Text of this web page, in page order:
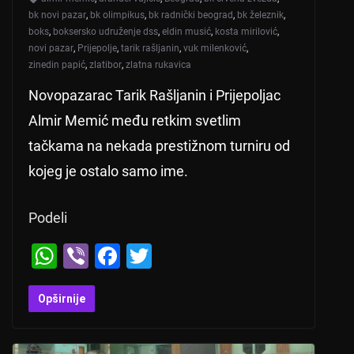
bk novi pazar, bk olimpikus, bk radnički beograd, bk železnik,
boks, boksersko udruženje dss, eldin musić, kosta mirilović,
novi pazar, Prijepolje, tarik rašljanin, vuk milenković,
zinedin papić, zlatibor, zlatna rukavica
Novopazarac Tarik Rašljanin i Prijepoljac
Almir Memić među retkim svetlim
tačkama na nekada prestižnom turniru od
kojeg je ostalo samo ime.
Podeli
W
h
at
Vi
b
er
F
Opširnije